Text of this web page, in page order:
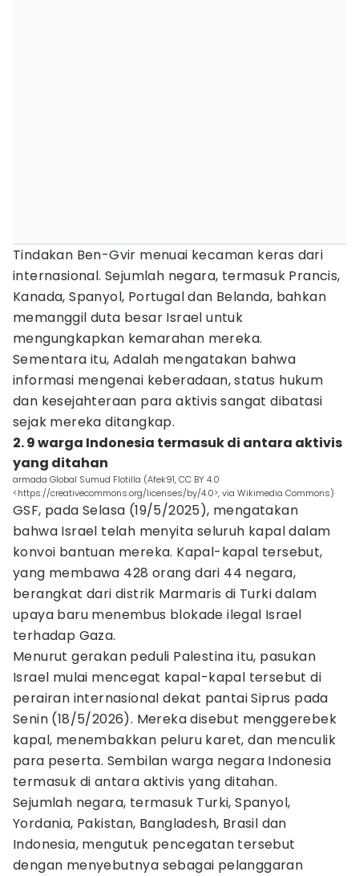
Tindakan Ben-Gvir menuai kecaman keras dari
internasional. Sejumlah negara, termasuk Prancis,
Kanada, Spanyol, Portugal dan Belanda, bahkan
memanggil duta besar Israel untuk
mengungkapkan kemarahan mereka.
Sementara itu, Adalah mengatakan bahwa
informasi mengenai keberadaan, status hukum
dan kesejahteraan para aktivis sangat dibatasi
sejak mereka ditangkap.
2. 9 warga Indonesia termasuk di antara aktivis
yang ditahan
armada Global Sumud Flotilla (Afek91, CC BY 4.0
<https://creativecommons.org/licenses/by/4.0>, via Wikimedia Commons)
GSF, pada Selasa (19/5/2025), mengatakan
bahwa Israel telah menyita seluruh kapal dalam
konvoi bantuan mereka. Kapal-kapal tersebut,
yang membawa 428 orang dari 44 negara,
berangkat dari distrik Marmaris di Turki dalam
upaya baru menembus blokade ilegal Israel
terhadap Gaza.
Menurut gerakan peduli Palestina itu, pasukan
Israel mulai mencegat kapal-kapal tersebut di
perairan internasional dekat pantai Siprus pada
Senin (18/5/2026). Mereka disebut menggerebek
kapal, menembakkan peluru karet, dan menculik
para peserta. Sembilan warga negara Indonesia
termasuk di antara aktivis yang ditahan.
Sejumlah negara, termasuk Turki, Spanyol,
Yordania, Pakistan, Bangladesh, Brasil dan
Indonesia, mengutuk pencegatan tersebut
dengan menyebutnya sebagai pelanggaran